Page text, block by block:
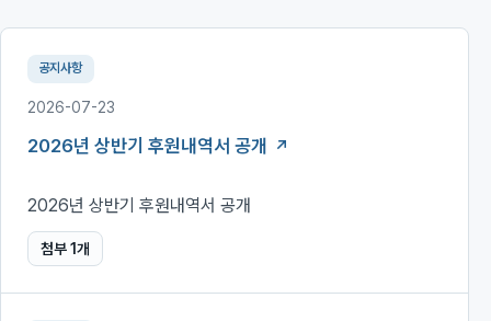
공지사항
2026-07-23
2026년 상반기 후원내역서 공개
2026년 상반기 후원내역서 공개
첨부1개